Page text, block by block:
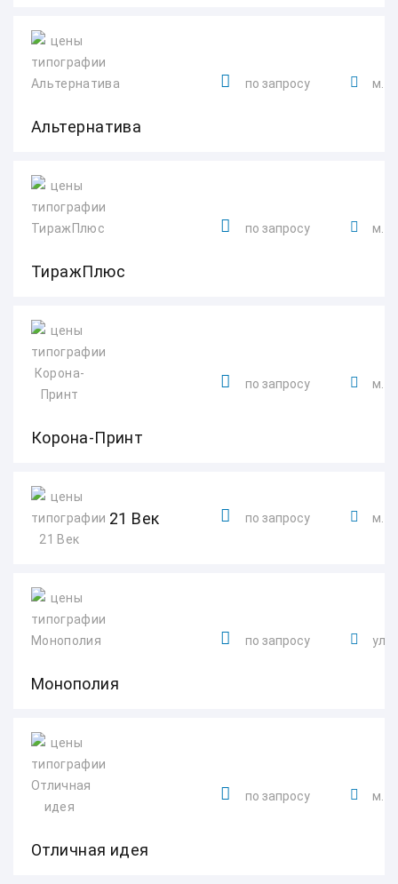
Альтернатива
по запросу м.
ТиражПлюс
по запросу м.
Корона-Принт
по запросу м.
21 Век по запросу м.
Монополия
по запросу ул.
Отличная идея
по запросу м.